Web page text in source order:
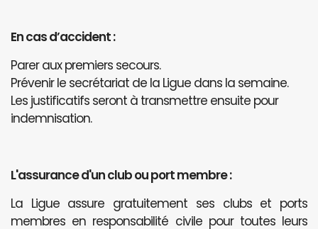
En cas d’accident :
Parer aux premiers secours.
Prévenir le secrétariat de la Ligue dans la semaine.
Les justificatifs seront à transmettre ensuite pour
indemnisation.
L'assurance d'un club ou port membre :
La Ligue assure gratuitement ses clubs et ports
membres en responsabilité civile pour toutes leurs